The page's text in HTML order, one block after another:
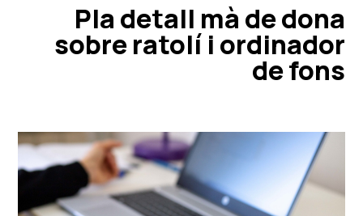
Pla detall mà de dona
sobre ratolí i ordinador
de fons